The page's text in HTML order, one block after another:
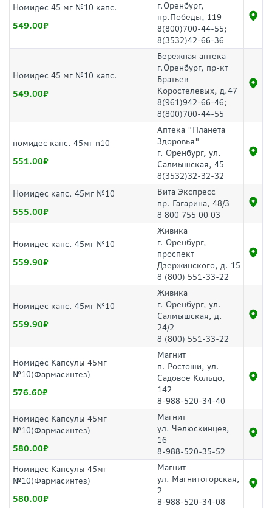
Номидес 45 мг №10 капс.
549.00
г.Оренбург,
пр.Победы, 119
8(800)700-44-55;
8(3532)42-66-36
Номидес 45 мг №10 капс.
549.00
Бережная аптека
г.Оренбург, пр-кт
Братьев
Коростелевых, д.47
8(961)942-66-46;
8(800)700-44-55
номидес капс. 45мг n10
551.00
Аптека "Планета
Здоровья"
г. Оренбург, ул.
Салмышская, 45
8(3532)32-32-32
Номидес капс. 45мг №10
555.00
Вита Экспресс
пр. Гагарина, 48/3
8 800 755 00 03
Номидес капс. 45мг №10
559.90
Живика
г. Оренбург,
проспект
Дзержинского, д. 15
8 (800) 551-33-22
Номидес капс. 45мг №10
559.90
Живика
г. Оренбург, ул.
Салмышская, д.
24/2
8 (800) 551-33-22
Номидес Капсулы 45мг
№10(Фармасинтез)
576.60
Магнит
п. Ростоши, ул.
Садовое Кольцо,
142
8-988-520-34-40
Номидес Капсулы 45мг
№10(Фармасинтез)
580.00
Магнит
ул. Челюскинцев,
16
8-988-520-35-52
Номидес Капсулы 45мг
№10(Фармасинтез)
580.00
Магнит
ул. Магнитогорская,
2
8-988-520-34-08